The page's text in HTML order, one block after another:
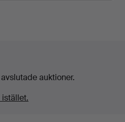
auktioner.